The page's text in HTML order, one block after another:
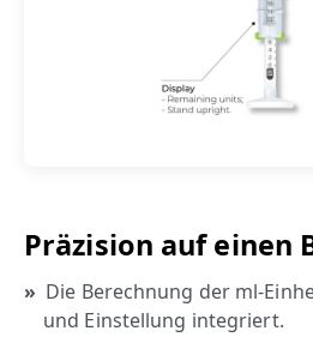
Präzision auf einen
Die Berechnung der ml-
und Einstellung integriert.